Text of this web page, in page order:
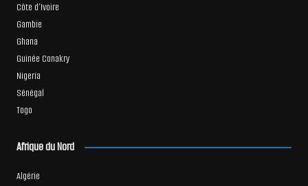
Côte d’Ivoire
Gambie
Ghana
Guinée Conakry
Nigeria
Sénégal
Togo
Afrique du Nord
Algérie